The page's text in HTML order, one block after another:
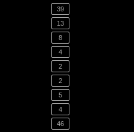
39
13
8
4
2
2
5
4
46